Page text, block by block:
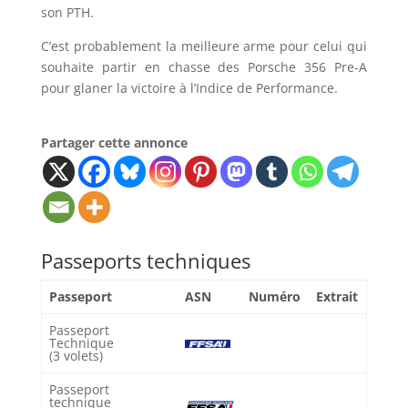
son PTH.
C’est probablement la meilleure arme pour celui qui
souhaite partir en chasse des Porsche 356 Pre-A
pour glaner la victoire à l’Indice de Performance.
Partager cette annonce
Passeports techniques
Passeport ASN Numéro
Extrait
Passeport
Technique
(3 volets)
Passeport
technique